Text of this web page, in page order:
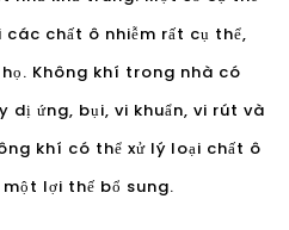
lợi thế bổ sung.
lọc không khí phải được vào
khí gia đình vẫn còn
tin rằng việc rời khỏi máy